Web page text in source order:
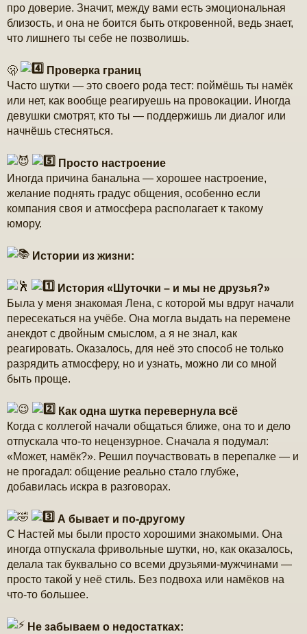
про доверие. Значит, между вами есть эмоциональная
близость, и она не боится быть откровенной, ведь знает,
что лишнего ты себе не позволишь.
🫢
Проверка границ
Часто шутки — это своего рода тест: поймёшь ты намёк
или нет, как вообще реагируешь на провокации. Иногда
девушки смотрят, кто ты — поддержишь ли диалог или
начнёшь стесняться.
Просто настроение
Иногда причина банальна — хорошее настроение,
желание поднять градус общения, особенно если
компания своя и атмосфера располагает к такому
юмору.
Истории из жизни:
История «Шуточки – и мы не друзья?»
Была у меня знакомая Лена, с которой мы вдруг начали
пересекаться на учёбе. Она могла выдать на перемене
анекдот с двойным смыслом, а я не знал, как
реагировать. Оказалось, для неё это способ не только
разрядить атмосферу, но и узнать, можно ли со мной
быть проще.
Как одна шутка перевернула всё
Когда с коллегой начали общаться ближе, она то и дело
отпускала что-то нецензурное. Сначала я подумал:
«Может, намёк?». Решил поучаствовать в перепалке — и
не прогадал: общение реально стало глубже,
добавилась искра в разговорах.
А бывает и по-другому
С Настей мы были просто хорошими знакомыми. Она
иногда отпускала фривольные шутки, но, как оказалось,
делала так буквально со всеми друзьями-мужчинами —
просто такой у неё стиль. Без подвоха или намёков на
что-то большее.
Не забываем о недостатках: